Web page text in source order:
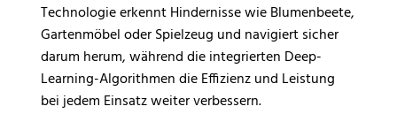
Technologie erkennt Hindernisse wie Blumenbeete,
Gartenmöbel oder Spielzeug und navigiert sicher
darum herum, während die integrierten Deep-
Learning-Algorithmen die Effizienz und Leistung
bei jedem Einsatz weiter verbessern.